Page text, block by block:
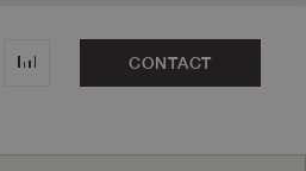
CONTACT